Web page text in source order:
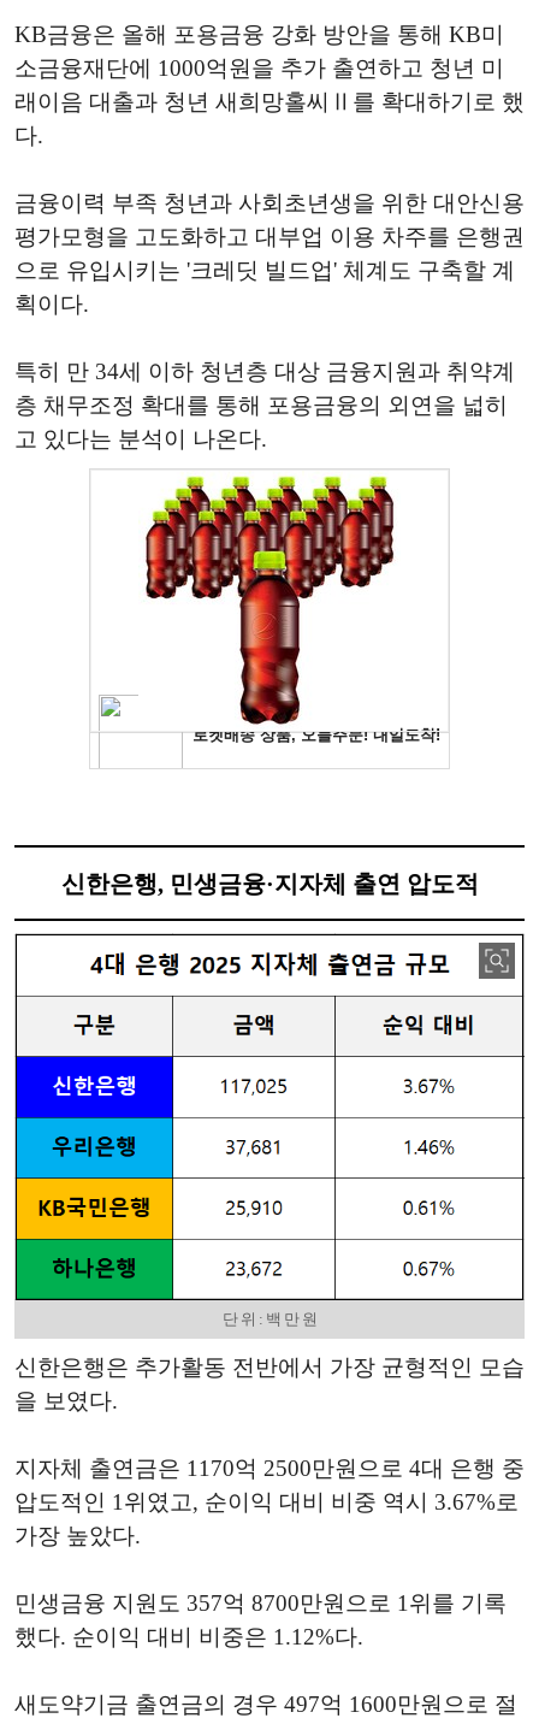
KB금융은 올해 포용금융 강화 방안을 통해 KB미
소금융재단에 1000억원을 추가 출연하고 청년 미
래이음 대출과 청년 새희망홀씨Ⅱ를 확대하기로 했
다.
금융이력 부족 청년과 사회초년생을 위한 대안신용
평가모형을 고도화하고 대부업 이용 차주를 은행권
으로 유입시키는 '크레딧 빌드업' 체계도 구축할 계
획이다.
특히 만 34세 이하 청년층 대상 금융지원과 취약계
층 채무조정 확대를 통해 포용금융의 외연을 넓히
고 있다는 분석이 나온다.
신한은행, 민생금융·지자체 출연 압도적
단 위 : 백 만 원
신한은행은 추가활동 전반에서 가장 균형적인 모습
을 보였다.
지자체 출연금은 1170억 2500만원으로 4대 은행 중
압도적인 1위였고, 순이익 대비 비중 역시 3.67%로
가장 높았다.
민생금융 지원도 357억 8700만원으로 1위를 기록
했다. 순이익 대비 비중은 1.12%다.
새도약기금 출연금의 경우 497억 1600만원으로 절